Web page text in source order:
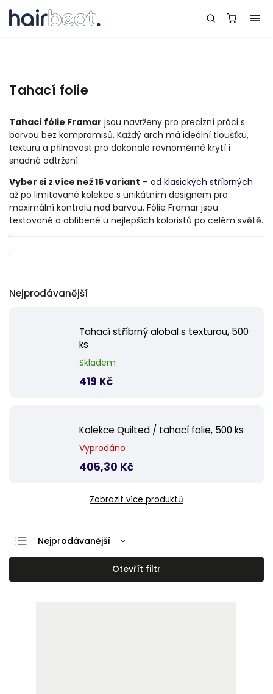
Tahací folie
Tahací fólie Framar jsou navrženy pro precizní práci s
barvou bez kompromisů. Každý arch má ideální tloušťku,
texturu a přilnavost pro dokonale rovnoměrné krytí i
snadné odtržení.
Vyber si z více než 15 variant – od klasických stříbrných
až po limitované kolekce s unikátním designem pro
maximální kontrolu nad barvou. Fólie Framar jsou
testované a oblíbené u nejlepších koloristů po celém světě.
.
Nejprodávanější
Tahací stříbrný alobal s texturou, 500
ks
Skladem
419 Kč
Kolekce Quilted / tahací folie, 500 ks
Vyprodáno
405,30 Kč
Zobrazit více produktů
Nejprodávanější
Nejlevnější
Nejdražší
Otevřít filtr